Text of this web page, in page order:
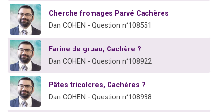
Cherche fromages Parvé Cachères
Dan COHEN - Question n°108551
Farine de gruau, Cachère ?
Dan COHEN - Question n°108922
Pâtes tricolores, Cachères ?
Dan COHEN - Question n°108938